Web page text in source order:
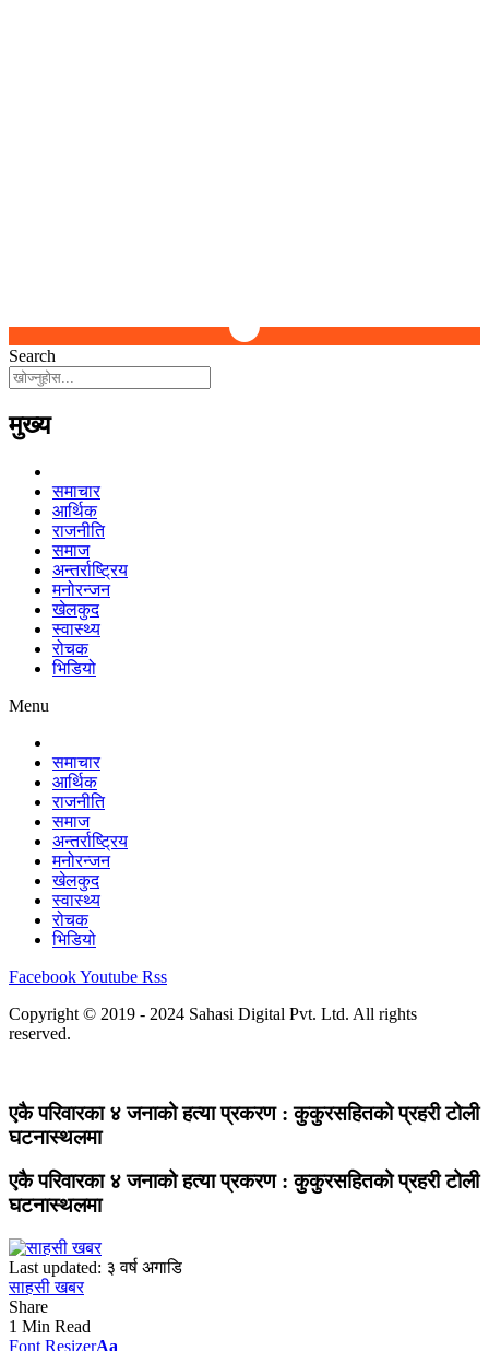
Search
मुख्य
समाचार
आर्थिक
राजनीति
समाज
अन्तर्राष्ट्रिय
मनोरन्जन
खेलकुद
स्वास्थ्य
रोचक
भिडियो
Menu
समाचार
आर्थिक
राजनीति
समाज
अन्तर्राष्ट्रिय
मनोरन्जन
खेलकुद
स्वास्थ्य
रोचक
भिडियो
FacebookYoutube Rss
Copyright © 2019 - 2024 Sahasi Digital Pvt. Ltd. All rights
reserved.
एकै परिवारका ४ जनाको हत्या प्रकरण : कुकुरसहितको प्रहरी टोली
घटनास्थलमा
एकै परिवारका ४ जनाको हत्या प्रकरण : कुकुरसहितको प्रहरी टोली
घटनास्थलमा
Last updated: ३ वर्ष अगाडि
साहसी खबर
Share
1 Min Read
Font ResizerAa